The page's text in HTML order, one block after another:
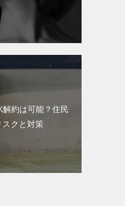
約は可能？住民
スクと対策